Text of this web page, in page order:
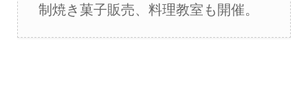
制焼き菓子販売、料理教室も開催。